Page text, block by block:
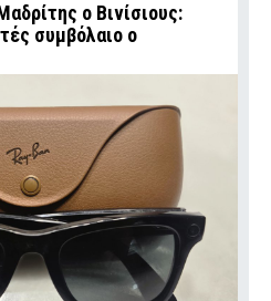
ο Βινίσιους:
συμβόλαιο ο